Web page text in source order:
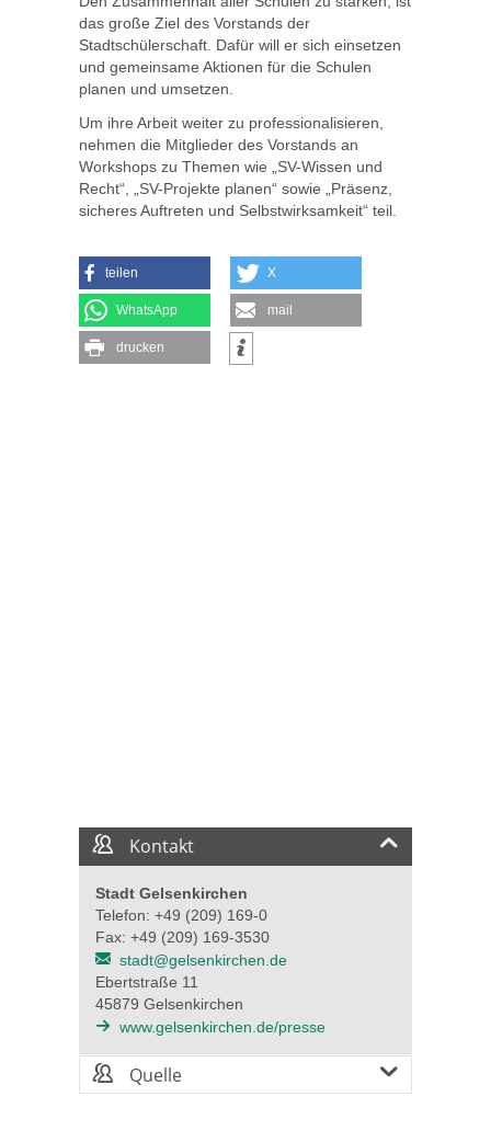
das große Ziel des Vorstands der
Stadtschülerschaft. Dafür will er sich einsetzen
und gemeinsame Aktionen für die Schulen
planen und umsetzen.
Um ihre Arbeit weiter zu professionalisieren,
nehmen die Mitglieder des Vorstands an
Workshops zu Themen wie „SV-Wissen und
Recht“, „SV-Projekte planen“ sowie „Präsenz,
sicheres Auftreten und Selbstwirksamkeit“ teil.
teilen X
WhatsApp mail
drucken
Kontakt
Stadt Gelsenkirchen
Telefon: +49 (209) 169-0
Fax: +49 (209) 169-3530
stadt@gelsenkirchen.de
Ebertstraße 11
45879 Gelsenkirchen
www.gelsenkirchen.de/presse
Quelle